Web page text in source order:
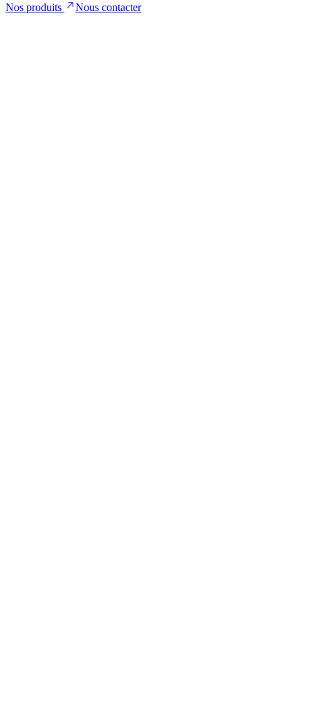
Nos produits Nous contacter